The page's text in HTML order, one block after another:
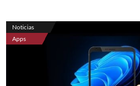
Noticias
Apps